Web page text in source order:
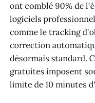
ont comblé 90% de
logiciels
comme le tracking
correction
désormais standard.
gratuites imposent
limite de 10 minutes